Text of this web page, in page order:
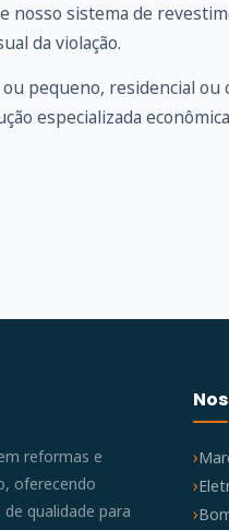
nosso sistema de
da violação.
pequeno, residencial ou
especializada
reformas e
oferecendo
qualidade para